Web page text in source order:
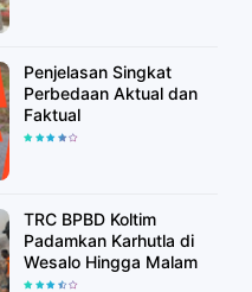
Penjelasan Singkat
Perbedaan Aktual dan
Faktual
TRC BPBD Koltim
Padamkan Karhutla di
Wesalo Hingga Malam